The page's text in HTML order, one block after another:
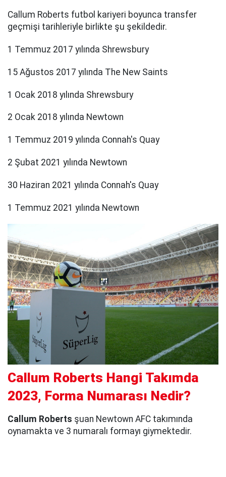
Callum Roberts futbol kariyeri boyunca transfer
geçmişi tarihleriyle birlikte şu şekildedir.
1 Temmuz 2017 yılında Shrewsbury
15 Ağustos 2017 yılında The New Saints
1 Ocak 2018 yılında Shrewsbury
2 Ocak 2018 yılında Newtown
1 Temmuz 2019 yılında Connah's Quay
2 Şubat 2021 yılında Newtown
30 Haziran 2021 yılında Connah's Quay
1 Temmuz 2021 yılında Newtown
Callum Roberts Hangi Takımda
2023, Forma Numarası Nedir?
Callum Roberts şuan Newtown AFC takımında
oynamakta ve 3 numaralı formayı giymektedir.